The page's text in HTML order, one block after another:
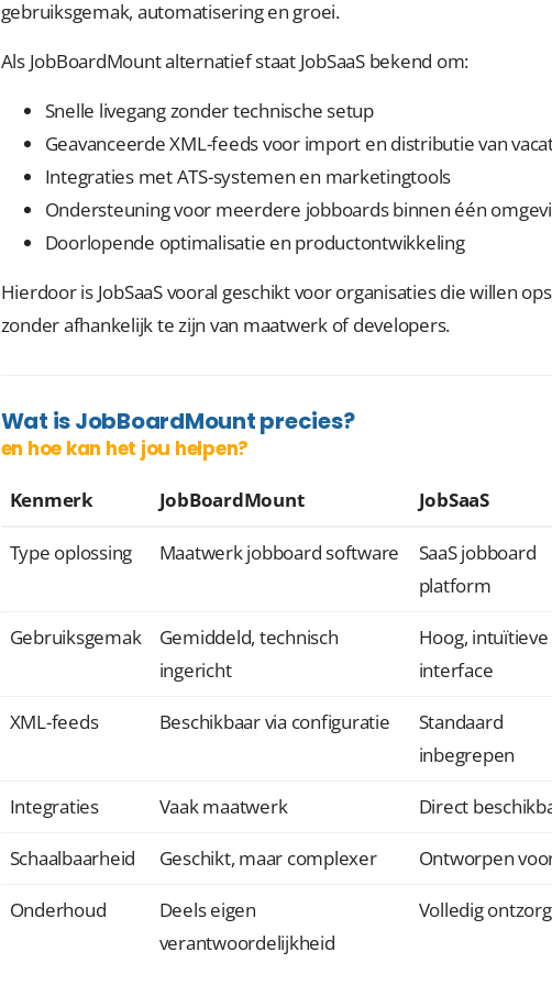
gebruiksgemak, automatisering en groei.
Als JobBoardMount alternatief staat JobSaaS bekend om:
Snelle livegang zonder technische setup
Geavanceerde XML-feeds voor import en distributie van
Integraties met ATS-systemen en marketingtools
Ondersteuning voor meerdere jobboards binnen één
Doorlopende optimalisatie en productontwikkeling
Hierdoor is JobSaaS vooral geschikt voor organisaties die willen
zonder afhankelijk te zijn van maatwerk of developers.
Wat is JobBoardMount precies?
en hoe kan het jou helpen?
Kenmerk JobBoardMount JobSaaS
Type oplossing Maatwerk jobboard software
SaaS jobboard
platform
Gebruiksgemak
Gemiddeld, technisch
ingericht
Hoog, intuïtieve
interface
XML-feeds Beschikbaar via configuratie
Standaard
inbegrepen
Integraties Vaak maatwerk Direct
Schaalbaarheid Geschikt, maar complexer Ontworpen
Onderhoud
Deels eigen
verantwoordelijkheid
Volledig